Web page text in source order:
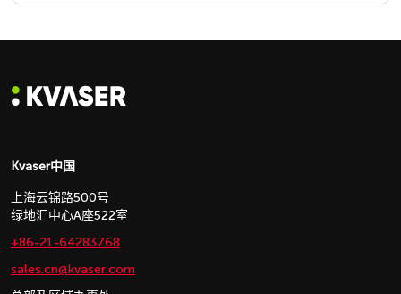
Kvaser中国
上海云锦路500号
绿地汇中心A座522室
+86-21-64283768
sales.cn@kvaser.com